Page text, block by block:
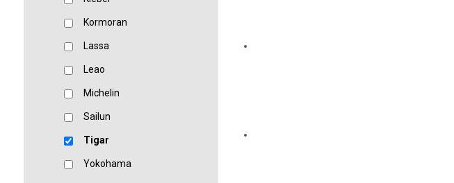
Kormoran
Lassa
Leao
Michelin
Sailun
Tigar
Yokohama